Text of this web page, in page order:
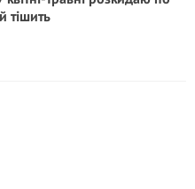
тішить